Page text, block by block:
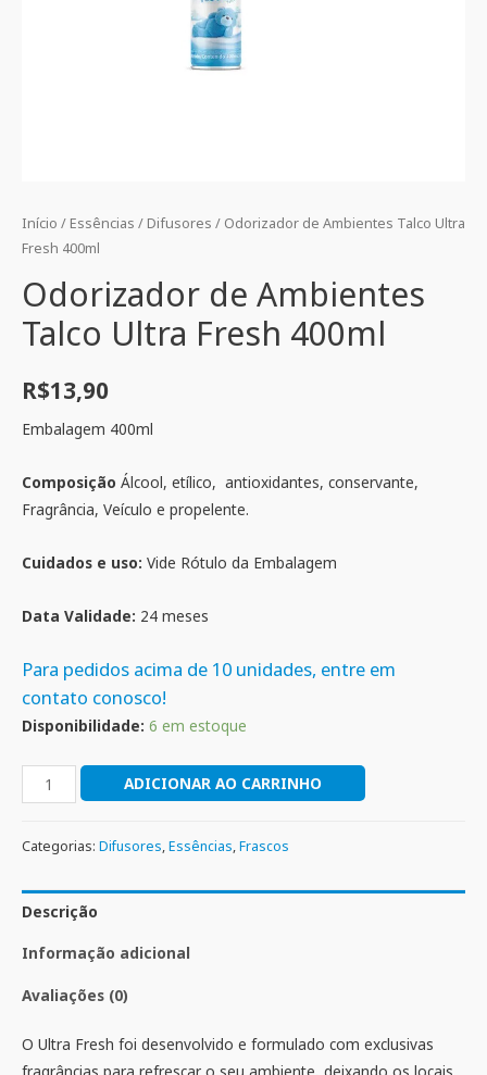
Início / Essências / Difusores / Odorizador de Ambientes Talco Ultra
Fresh 400ml
Odorizador de Ambientes
Talco Ultra Fresh 400ml
R$13,90
Embalagem 400ml
Composição Álcool, etílico, antioxidantes, conservante,
Fragrância, Veículo e propelente.
Cuidados e uso: Vide Rótulo da Embalagem
Data Validade: 24 meses
Para pedidos acima de 10 unidades, entre em
contato conosco!
Disponibilidade: 6 em estoque
ADICIONAR AO CARRINHO
Categorias: Difusores,Essências,Frascos
Descrição
Informação adicional
Avaliações (0)
O Ultra Fresh foi desenvolvido e formulado com exclusivas